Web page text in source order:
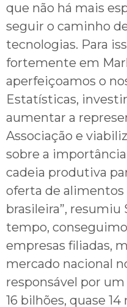
que não há mais
seguir o caminho
tecnologias. Para
fortemente em
aperfeiçoamos o
Estatísticas,
aumentar a
Associação e
sobre a
cadeia produtiva
oferta de alimentos
brasileira”, resumiu
tempo,
empresas filiadas,
mercado nacional
responsável por
16 bilhões, quase